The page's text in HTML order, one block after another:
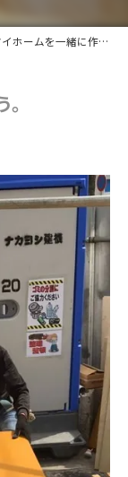
ホームを一緒に作りましょう。